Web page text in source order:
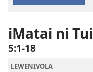
iVolatabu
iMatai ni Tui
5:1-18
LEWENIVOLA